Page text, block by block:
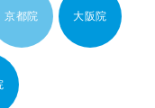
京都院 大阪院